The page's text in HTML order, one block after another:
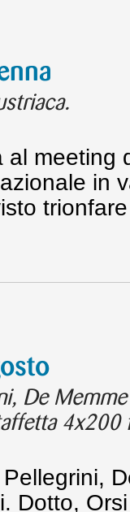
al meeting
in
De
4x200
Dotto,